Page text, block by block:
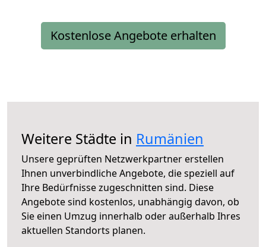
Kostenlose Angebote erhalten
Weitere Städte in Rumänien
Unsere geprüften Netzwerkpartner erstellen
Ihnen unverbindliche Angebote, die speziell auf
Ihre Bedürfnisse zugeschnitten sind. Diese
Angebote sind kostenlos, unabhängig davon, ob
Sie einen Umzug innerhalb oder außerhalb Ihres
aktuellen Standorts planen.